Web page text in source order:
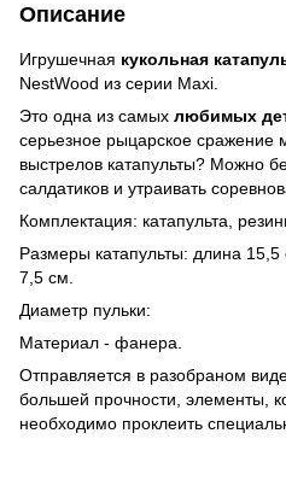
Описание
Игрушечная кукольная
NestWood из серии Maxi.
Это одна из самых любимых
серьезное рыцарское сражение
выстрелов катапульты? Можно
салдатиков и утраивать
Комплектация: катапульта,
Размеры катапульты: длина
7,5 см.
Диаметр пульки:
Материал - фанера.
Отправляется в разобраном
большей прочности, элементы,
необходимо проклеить